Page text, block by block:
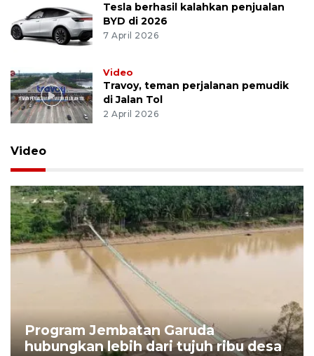
Tesla berhasil kalahkan penjualan
BYD di 2026
7 April 2026
Video
Travoy, teman perjalanan pemudik
di Jalan Tol
2 April 2026
Video
Program Jembatan Garuda
hubungkan lebih dari tujuh ribu desa